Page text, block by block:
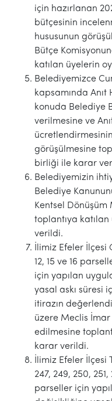
için hazırlanan
bütçesinin
hususunun
Bütçe
katılan üyelerin
Belediyemizce
kapsamında Anıt
konuda Belediye
verilmesine ve
görüşülmesine
birliği ile karar
Belediyemizin
Belediye
Kentsel Dönüşüm
toplantıya
verildi.
İlimiz Efeler
12, 15 ve 16
için yapılan
yasal askı süresi
itirazın
üzere Meclis
edilmesine
karar verildi.
İlimiz Efeler
247, 249, 250,
parseller için